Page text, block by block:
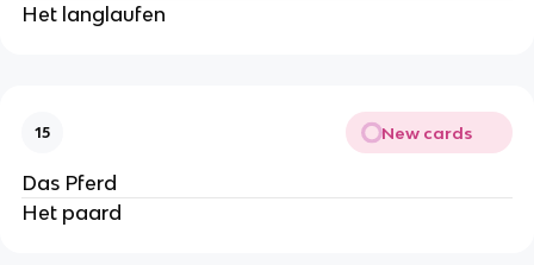
Het langlaufen
15 New cards
Das Pferd
Het paard